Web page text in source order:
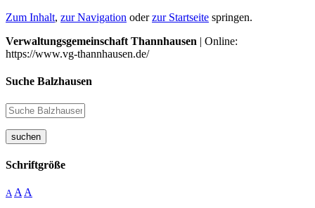
Zum Inhalt, zur Navigation oderzur Startseite springen.
Verwaltungsgemeinschaft Thannhausen | Online:
https://www.vg-thannhausen.de/
Suche Balzhausen
suchen
Schriftgröße
A A A